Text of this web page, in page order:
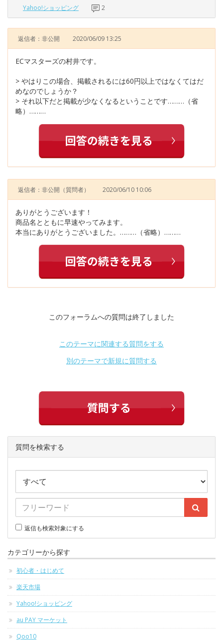
Yahoo!ショッピング 2
返信者：非公開 2020/06/09 13:25
ECマスターズの村井です。
> やはりこの場合、掲載されるには60円以上ではなくてはだ
めなのでしょうか？
> それ以下だと掲載が少なくなるということです………（省
略）………
返信者：非公開 （質問者） 2020/06/10 10:06
ありがとうございます！
商品名とともに早速やってみます。
本当にありがとうございました。………（省略）………
このフォーラムへの質問は終了しました
このテーマに関連する質問をする
別のテーマで新規に質問する
質問を検索する
返信も検索対象にする
カテゴリーから探す
初心者・はじめて
楽天市場
Yahoo!ショッピング
au PAY マーケット
Qoo10